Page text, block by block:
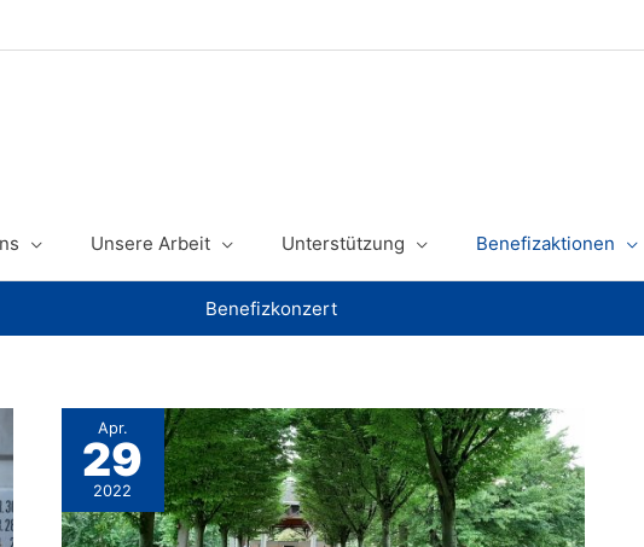
Unsere Arbeit Unterstützung Benefizaktionen
Benefizkonzert
Apr.
29
2022